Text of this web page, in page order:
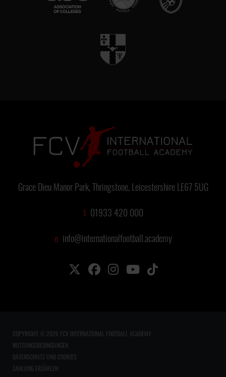
Grace Dieu Manor Park, Thringstone, Leicestershire LE67 5UG
t 01933 420 000
e info@internationalfootball.academy
COPYRIGHT © 2026 FCV INTERNATIONAL FOOTBALL ACADEMY
NUTZUNGSBEDINGUNGEN
DATENSCHUTZ UND COOKIES
ZAHLUNG ERZÄHLEN